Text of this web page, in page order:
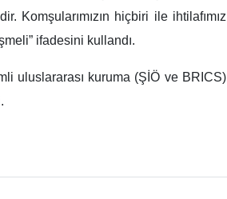
Komşularımızın hiçbiri ile ihtilafımız
ifadesini kullandı.
uluslararası kuruma (ŞİÖ ve BRICS)